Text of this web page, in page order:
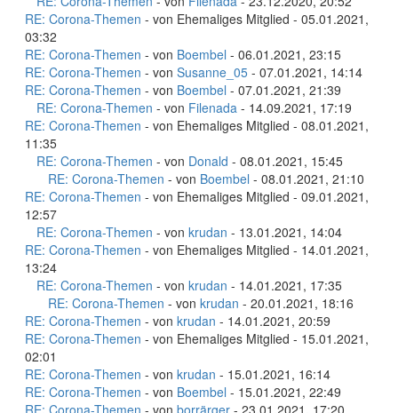
RE: Corona-Themen - von Ehemaliges Mitglied - 05.01.2021,
03:32
RE: Corona-Themen - von Boembel - 06.01.2021, 23:15
RE: Corona-Themen - von Susanne_05 - 07.01.2021, 14:14
RE: Corona-Themen - von Boembel - 07.01.2021, 21:39
RE: Corona-Themen - von Filenada - 14.09.2021, 17:19
RE: Corona-Themen - von Ehemaliges Mitglied - 08.01.2021,
11:35
RE: Corona-Themen - von Donald - 08.01.2021, 15:45
RE: Corona-Themen - von Boembel - 08.01.2021, 21:10
RE: Corona-Themen - von Ehemaliges Mitglied - 09.01.2021,
12:57
RE: Corona-Themen - von krudan - 13.01.2021, 14:04
RE: Corona-Themen - von Ehemaliges Mitglied - 14.01.2021,
13:24
RE: Corona-Themen - von krudan - 14.01.2021, 17:35
RE: Corona-Themen - von krudan - 20.01.2021, 18:16
RE: Corona-Themen - von krudan - 14.01.2021, 20:59
RE: Corona-Themen - von Ehemaliges Mitglied - 15.01.2021,
02:01
RE: Corona-Themen - von krudan - 15.01.2021, 16:14
RE: Corona-Themen - von Boembel - 15.01.2021, 22:49